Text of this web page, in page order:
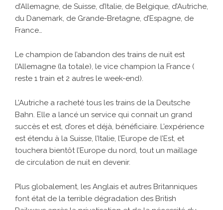
d’Allemagne, de Suisse, d’Italie, de Belgique, d’Autriche,
du Danemark, de Grande-Bretagne, d’Espagne, de
France…
Le champion de l’abandon des trains de nuit est
l’Allemagne (la totale), le vice champion la France (
reste 1 train et 2 autres le week-end).
L’Autriche a racheté tous les trains de la Deutsche
Bahn. Elle a lancé un service qui connait un grand
succès et est, d’ores et déjà, bénéficiaire. L’expérience
est étendu à la Suisse, l’Italie, l’Europe de l’Est, et
touchera bientôt l’Europe du nord, tout un maillage
de circulation de nuit en devenir.
Plus globalement, les Anglais et autres Britanniques
font état de la terrible dégradation des British